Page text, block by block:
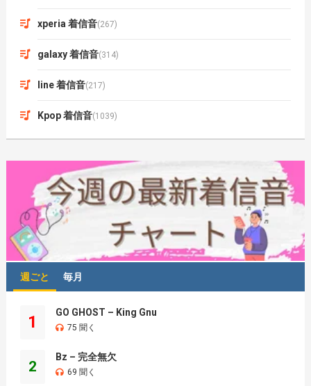
xperia 着信音(267)
galaxy 着信音(314)
line 着信音(217)
Kpop 着信音(1039)
週ごと 毎月
1
GO GHOST – King Gnu
75 聞く
2
Bz – 完全無欠
69 聞く